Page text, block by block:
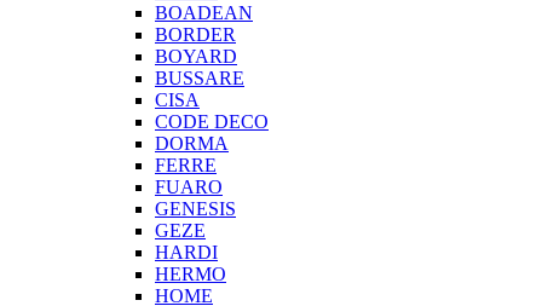
BOADEAN
BORDER
BOYARD
BUSSARE
CISA
CODE DECO
DORMA
FERRE
FUARO
GENESIS
GEZE
HARDI
HERMO
HOMЕ